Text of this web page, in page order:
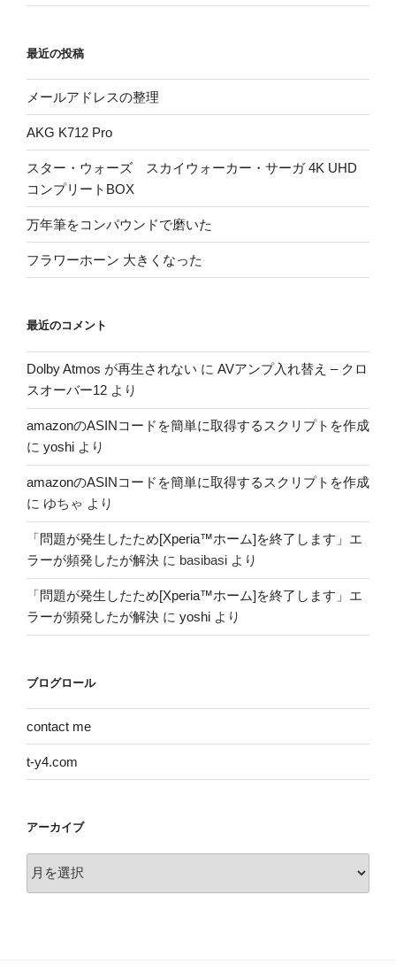
最近の投稿
メールアドレスの整理
AKG K712 Pro
スター・ウォーズ スカイウォーカー・サーガ 4K UHD
コンプリートBOX
万年筆をコンパウンドで磨いた
フラワーホーン 大きくなった
最近のコメント
Dolby Atmos が再生されない に AVアンプ入れ替え – クロ
スオーバー12 より
amazonのASINコードを簡単に取得するスクリプトを作成
に yoshi より
amazonのASINコードを簡単に取得するスクリプトを作成
に ゆちゃ より
「問題が発生したため[Xperia™ホーム]を終了します」エ
ラーが頻発したが解決 に basibasi より
「問題が発生したため[Xperia™ホーム]を終了します」エ
ラーが頻発したが解決 に yoshi より
ブログロール
contact me
t-y4.com
アーカイブ
ー